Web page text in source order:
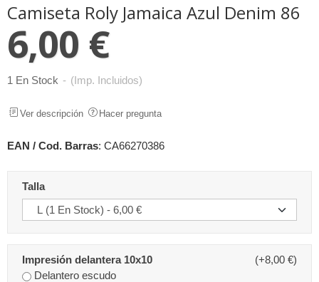
Camiseta Roly Jamaica Azul Denim 86
6,00 €
1 En Stock - (Imp. Incluidos)
Ver descripción Hacer pregunta
EAN / Cod. Barras: CA66270386
Talla
Impresión delantera 10x10
(+8,00 €)
Delantero escudo